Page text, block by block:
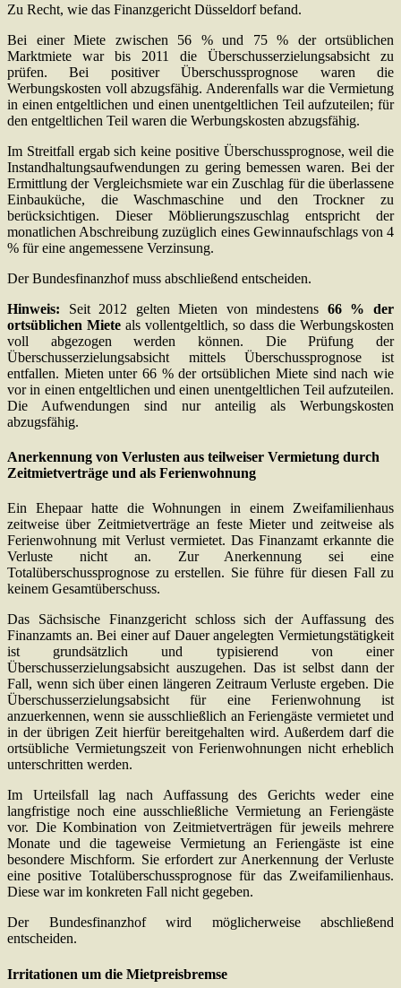
Zu Recht, wie das Finanzgericht Düsseldorf befand.
Bei einer Miete zwischen 56 % und 75 % der ortsüblichen
Marktmiete war bis 2011 die Überschusserzielungsabsicht zu
prüfen. Bei positiver Überschussprognose waren die
Werbungskosten voll abzugsfähig. Anderenfalls war die Vermietung
in einen entgeltlichen und einen unentgeltlichen Teil aufzuteilen; für
den entgeltlichen Teil waren die Werbungskosten abzugsfähig.
Im Streitfall ergab sich keine positive Überschussprognose, weil die
Instandhaltungsaufwendungen zu gering bemessen waren. Bei der
Ermittlung der Vergleichsmiete war ein Zuschlag für die überlassene
Einbauküche, die Waschmaschine und den Trockner zu
berücksichtigen. Dieser Möblierungszuschlag entspricht der
monatlichen Abschreibung zuzüglich eines Gewinnaufschlags von 4
% für eine angemessene Verzinsung.
Der Bundesfinanzhof muss abschließend entscheiden.
Hinweis: Seit 2012 gelten Mieten von mindestens 66 % der
ortsüblichen Miete als vollentgeltlich, so dass die Werbungskosten
voll abgezogen werden können. Die Prüfung der
Überschusserzielungsabsicht mittels Überschussprognose ist
entfallen. Mieten unter 66 % der ortsüblichen Miete sind nach wie
vor in einen entgeltlichen und einen unentgeltlichen Teil aufzuteilen.
Die Aufwendungen sind nur anteilig als Werbungskosten
abzugsfähig.
Anerkennung von Verlusten aus teilweiser Vermietung durch
Zeitmietverträge und als Ferienwohnung
Ein Ehepaar hatte die Wohnungen in einem Zweifamilienhaus
zeitweise über Zeitmietverträge an feste Mieter und zeitweise als
Ferienwohnung mit Verlust vermietet. Das Finanzamt erkannte die
Verluste nicht an. Zur Anerkennung sei eine
Totalüberschussprognose zu erstellen. Sie führe für diesen Fall zu
keinem Gesamtüberschuss.
Das Sächsische Finanzgericht schloss sich der Auffassung des
Finanzamts an. Bei einer auf Dauer angelegten Vermietungstätigkeit
ist grundsätzlich und typisierend von einer
Überschusserzielungsabsicht auszugehen. Das ist selbst dann der
Fall, wenn sich über einen längeren Zeitraum Verluste ergeben. Die
Überschusserzielungsabsicht für eine Ferienwohnung ist
anzuerkennen, wenn sie ausschließlich an Feriengäste vermietet und
in der übrigen Zeit hierfür bereitgehalten wird. Außerdem darf die
ortsübliche Vermietungszeit von Ferienwohnungen nicht erheblich
unterschritten werden.
Im Urteilsfall lag nach Auffassung des Gerichts weder eine
langfristige noch eine ausschließliche Vermietung an Feriengäste
vor. Die Kombination von Zeitmietverträgen für jeweils mehrere
Monate und die tageweise Vermietung an Feriengäste ist eine
besondere Mischform. Sie erfordert zur Anerkennung der Verluste
eine positive Totalüberschussprognose für das Zweifamilienhaus.
Diese war im konkreten Fall nicht gegeben.
Der Bundesfinanzhof wird möglicherweise abschließend
entscheiden.
Irritationen um die Mietpreisbremse